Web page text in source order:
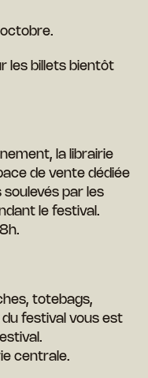
les billets bientôt
la librairie
de vente dédiée
par les
le festival.
totebags,
festival vous est
centrale.